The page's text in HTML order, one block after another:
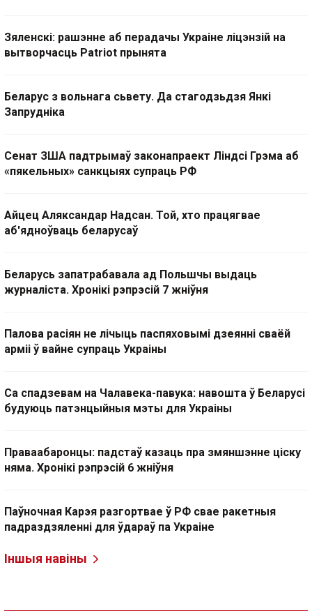
Зяленскі: рашэнне аб перадачы Украіне ліцэнзій на
вытворчасць Patriot прынята
Беларус з вольнага сьвету. Да стагодзьдзя Янкі
Запрудніка
Сенат ЗША падтрымаў законапраект Ліндсі Грэма аб
«пякельных» санкцыях супраць РФ
Айцец Аляксандар Надсан. Той, хто працягвае
аб'ядноўваць беларусаў
Беларусь запатрабавала ад Польшчы выдаць
журналіста. Хронікі рэпрэсій 7 жніўня
Палова расіян не лічыць паспяховымі дзеянні сваёй
арміі ў вайне супраць Украіны
Са спадзевам на Чалавека-павука: навошта ў Беларусі
будуюць патэнцыйныя мэты для Украіны
Праваабаронцы: падстаў казаць пра змяншэнне ціску
няма. Хронікі рэпрэсій 6 жніўня
Паўночная Карэя разгортвае ў РФ свае ракетныя
падраздзяленні для ўдараў па Украіне
Іншыя навіны